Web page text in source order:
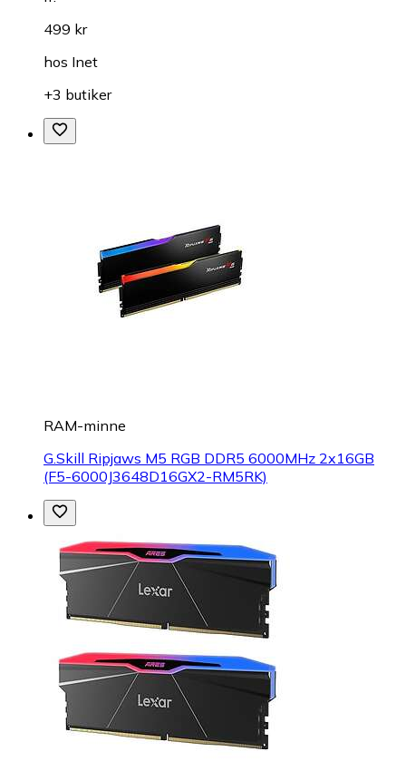
499 kr
hos Inet
+3 butiker
RAM-minne
G.Skill Ripjaws M5 RGB DDR5 6000MHz 2x16GB
(F5-6000J3648D16GX2-RM5RK)